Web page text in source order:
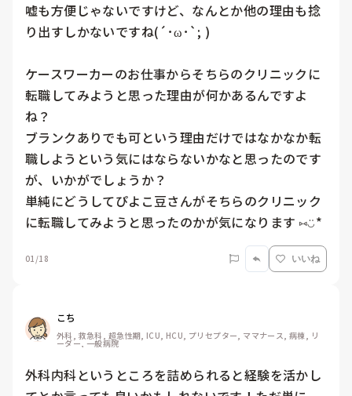
嘘も方便じゃないですけど、なんとか他の理由も捻
り出すしかないですね(´･ω･`; )
ケースワーカーのお仕事からそちらのクリニックに
転職してみようと思った理由が何かあるんですよ
ね？
ブランクありでも可という理由だけではなかなか転
職しようという気にはならないかなと思ったのです
が、いかがでしょうか？
単純にどうしてぴよこ豆さんがそちらのクリニック
に転職してみようと思ったのかが気になります ⑅◡̈*
01/18 いいね
こち
外科, 救急科, 超急性期, ICU, HCU, プリセプター, ママナース, 病棟, リ
ーダー, 一般病院
外科内科というところを詰められると経験を活かし